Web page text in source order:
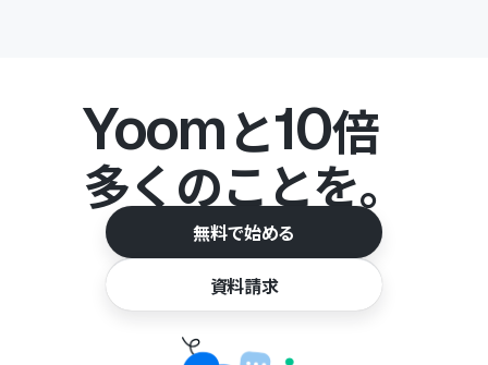
Yoomと10倍
多くのことを。
無料で始める
資料請求